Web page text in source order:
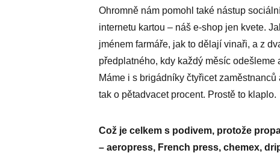
Ohromně nám pomohl také nástup
internetu kartou – náš e-shop jen kvete.
jménem farmáře, jak to dělají vinaři, a z
předplatného, kdy každý měsíc
Máme i s brigádníky čtyřicet
tak o pětadvacet procent. Prostě to klaplo.
Což je celkem s podivem, protože
– aeropress, French press, chemex,